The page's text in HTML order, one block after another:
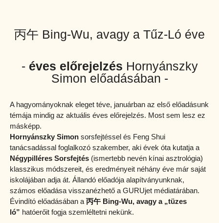
丙午 Bing-Wu, avagy a Tűz-Ló éve
- éves előrejelzés Hornyánszky
Simon előadásában -
A hagyományoknak eleget téve, januárban az első előadásunk
témája mindig az aktuális éves előrejelzés. Most sem lesz ez
másképp.
Hornyánszky Simon sorsfejtéssel és Feng Shui
tanácsadással foglalkozó szakember, aki évek óta kutatja a
Négypilléres Sorsfejtés (ismertebb nevén kínai asztrológia)
klasszikus módszereit, és eredményeit néhány éve már saját
iskolájában adja át. Állandó előadója alapítványunknak,
számos előadása visszanézhető a GURUjet médiatárában.
Évindító előadásában a 丙午 Bing-Wu, avagy a „tüzes
ló” hatóerőit fogja szemléltetni nekünk.